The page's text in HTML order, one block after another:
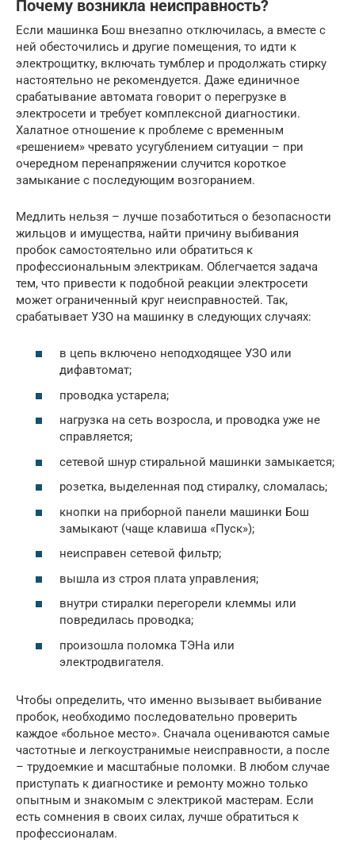
Почему возникла неисправность?
Если машинка Бош внезапно отключилась, а вместе с
ней обесточились и другие помещения, то идти к
электрощитку, включать тумблер и продолжать стирку
настоятельно не рекомендуется. Даже единичное
срабатывание автомата говорит о перегрузке в
электросети и требует комплексной диагностики.
Халатное отношение к проблеме с временным
«решением» чревато усугублением ситуации – при
очередном перенапряжении случится короткое
замыкание с последующим возгоранием.
Медлить нельзя – лучше позаботиться о безопасности
жильцов и имущества, найти причину выбивания
пробок самостоятельно или обратиться к
профессиональным электрикам. Облегчается задача
тем, что привести к подобной реакции электросети
может ограниченный круг неисправностей. Так,
срабатывает УЗО на машинку в следующих случаях:
в цепь включено неподходящее УЗО или
дифавтомат;
проводка устарела;
нагрузка на сеть возросла, и проводка уже не
справляется;
сетевой шнур стиральной машинки замыкается;
розетка, выделенная под стиралку, сломалась;
кнопки на приборной панели машинки Бош
замыкают (чаще клавиша «Пуск»);
неисправен сетевой фильтр;
вышла из строя плата управления;
внутри стиралки перегорели клеммы или
повредилась проводка;
произошла поломка ТЭНа или
электродвигателя.
Чтобы определить, что именно вызывает выбивание
пробок, необходимо последовательно проверить
каждое «больное место». Сначала оцениваются самые
частотные и легкоустранимые неисправности, а после
– трудоемкие и масштабные поломки. В любом случае
приступать к диагностике и ремонту можно только
опытным и знакомым с электрикой мастерам. Если
есть сомнения в своих силах, лучше обратиться к
профессионалам.